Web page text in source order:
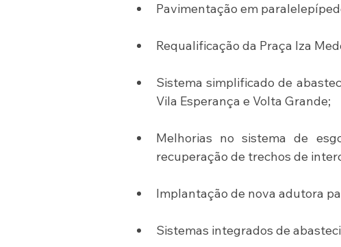
Pavimentação em
Requalificação da Praça Iza
Sistema simplificado de
Vila Esperança e Volta Grande;
Melhorias no sistema de
recuperação de trechos de
Implantação de nova adutora
Sistemas integrados de